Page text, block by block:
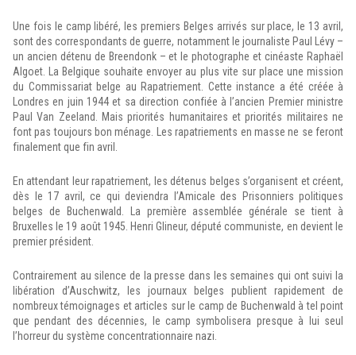
Une fois le camp libéré, les premiers Belges arrivés sur place, le 13 avril,
sont des correspondants de guerre, notamment le journaliste Paul Lévy –
un ancien détenu de Breendonk – et le photographe et cinéaste Raphaël
Algoet. La Belgique souhaite envoyer au plus vite sur place une mission
du Commissariat belge au Rapatriement. Cette instance a été créée à
Londres en juin 1944 et sa direction confiée à l’ancien Premier ministre
Paul Van Zeeland. Mais priorités humanitaires et priorités militaires ne
font pas toujours bon ménage. Les rapatriements en masse ne se feront
finalement que fin avril.
En attendant leur rapatriement, les détenus belges s’organisent et créent,
dès le 17 avril, ce qui deviendra l’Amicale des Prisonniers politiques
belges de Buchenwald. La première assemblée générale se tient à
Bruxelles le 19 août 1945. Henri Glineur, député communiste, en devient le
premier président.
Contrairement au silence de la presse dans les semaines qui ont suivi la
libération d’Auschwitz, les journaux belges publient rapidement de
nombreux témoignages et articles sur le camp de Buchenwald à tel point
que pendant des décennies, le camp symbolisera presque à lui seul
l’horreur du système concentrationnaire nazi.